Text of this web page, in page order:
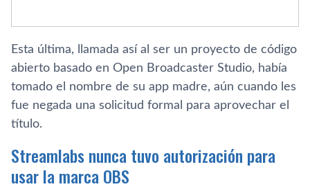
Esta última, llamada así al ser un proyecto de código
abierto basado en Open Broadcaster Studio, había
tomado el nombre de su app madre, aún cuando les
fue negada una solicitud formal para aprovechar el
título.
Streamlabs nunca tuvo autorización para
usar la marca OBS